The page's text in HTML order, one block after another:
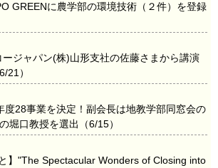
GREENに農学部の環境技術（２件）を登録
ージャパン(株)山形支社の佐藤さまから講演
21）
度28事業を決定！副会長は地教学部同窓会の
堀口教授を選出（6/15）
】"The Spectacular Wonders of Closing into